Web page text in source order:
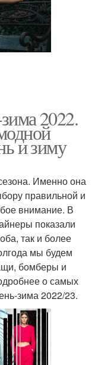
2022.
и зиму
Именно она
правильной и
внимание. В
показали
так и более
мы будем
бомберы и
о самых
зима 2022/23.